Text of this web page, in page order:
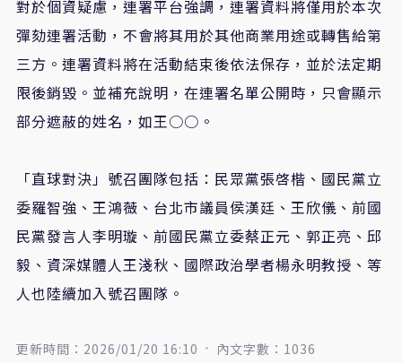
對於個資疑慮，連署平台強調，連署資料將僅用於本次
彈劾連署活動，不會將其用於其他商業用途或轉售給第
三方。連署資料將在活動結束後依法保存，並於法定期
限後銷毀。並補充說明，在連署名單公開時，只會顯示
部分遮蔽的姓名，如王○○。
「直球對決」號召團隊包括：民眾黨張啓楷、國民黨立
委羅智強、王鴻薇、台北市議員侯漢廷、王欣儀、前國
民黨發言人李明璇、前國民黨立委蔡正元、郭正亮、邱
毅、資深媒體人王淺秋、國際政治學者楊永明教授、等
人也陸續加入號召團隊。
更新時間：2026/01/20 16:10 內文字數：1036